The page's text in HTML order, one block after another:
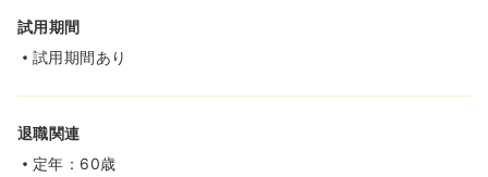
試用期間
試用期間あり
退職関連
定年：60歳